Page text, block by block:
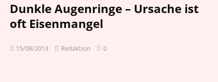
Dunkle Augenringe – Ursache ist
oft Eisenmangel
15/08/2013 Redaktion 0